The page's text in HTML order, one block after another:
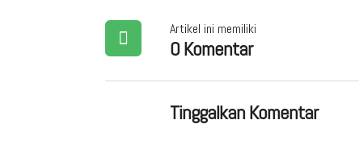
Artikel ini memiliki
0 Komentar
Tinggalkan Komentar